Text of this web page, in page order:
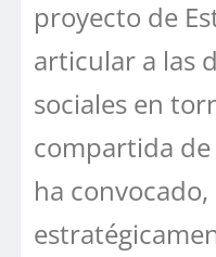
proyecto de
articular a las
sociales en
compartida
ha